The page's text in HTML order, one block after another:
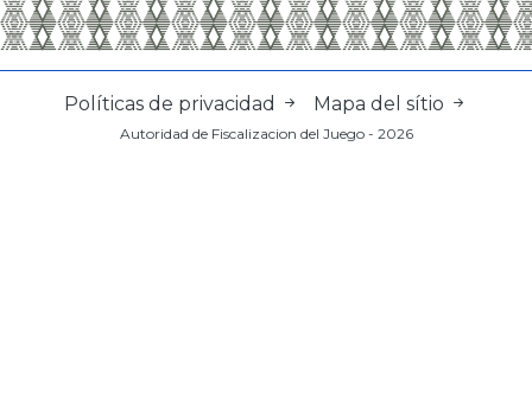
Políticas de privacidad Mapa del sítio
Autoridad de Fiscalizacion del Juego - 2026